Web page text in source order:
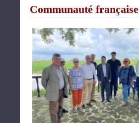
Communauté française